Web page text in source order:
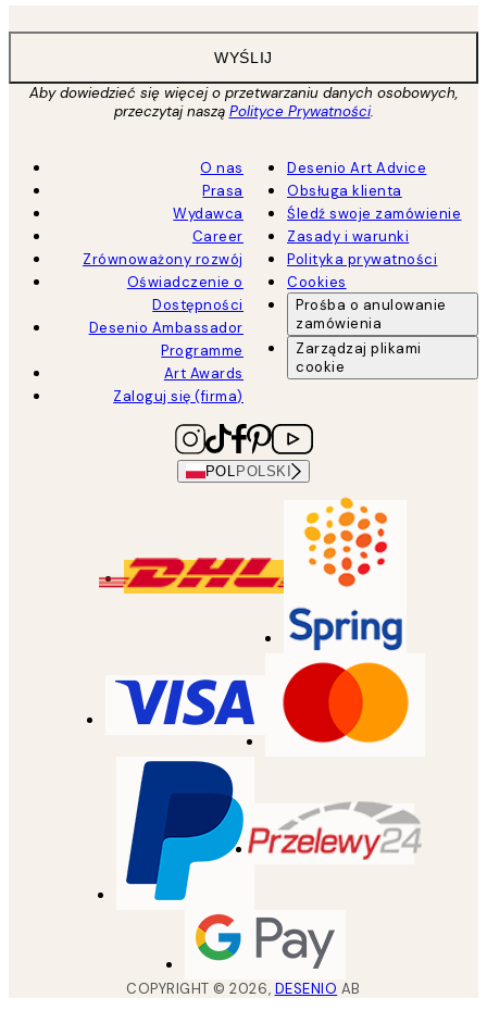
WYŚLIJ
Aby dowiedzieć się więcej o przetwarzaniu danych osobowych,
przeczytaj naszą Polityce Prywatności.
O nas
Prasa
Wydawca
Career
Zrównoważony rozwój
Oświadczenie o
Dostępności
Desenio Ambassador
Programme
Art Awards
Zaloguj się (firma)
Desenio Art Advice
Obsługa klienta
Śledź swoje zamówienie
Zasady i warunki
Polityka prywatności
Cookies
Prośba o anulowanie
zamówienia
Zarządzaj plikami
cookie
POL POLSKI
COPYRIGHT ©2026, DESENIO AB